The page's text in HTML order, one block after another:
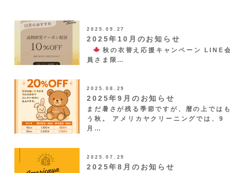
2025.09.27
2025年10月のお知らせ
秋の衣替え応援キャンペーン LINE
員さま限…
2025.08.29
2025年9月のお知らせ
まだ暑さが残る季節ですが、暦の上では
う秋。 アメリカヤクリーニングでは、9
月…
2025.07.29
2025年8月のお知らせ